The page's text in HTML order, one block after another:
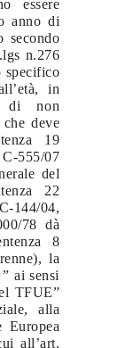
essere
anno di
secondo
n.276
specifico
in
di non
deve
19
555/07
del
22
04,
78 dà
8
la
ai sensi
TFUE”
alla
Europea
all’art.